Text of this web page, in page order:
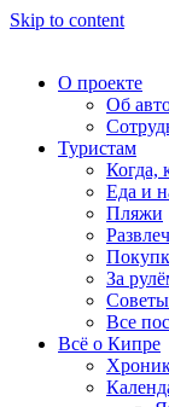
Skip to content
О проекте
Об
Туристам
Когда,
Еда и
Пляжи
За
Все
Всё о Кипре